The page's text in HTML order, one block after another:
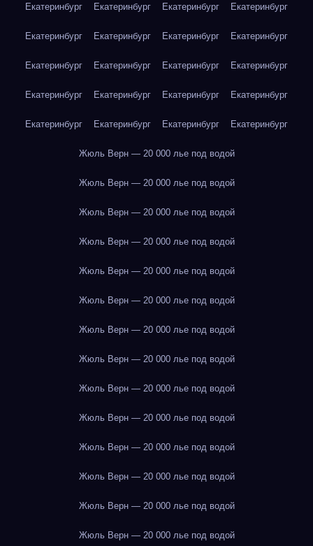
Екатеринбург Екатеринбург Екатеринбург Екатеринбург
Екатеринбург Екатеринбург Екатеринбург Екатеринбург
Екатеринбург Екатеринбург Екатеринбург Екатеринбург
Екатеринбург Екатеринбург Екатеринбург Екатеринбург
Екатеринбург Екатеринбург Екатеринбург Екатеринбург
Жюль Верн — 20 000 лье под водой
Жюль Верн — 20 000 лье под водой
Жюль Верн — 20 000 лье под водой
Жюль Верн — 20 000 лье под водой
Жюль Верн — 20 000 лье под водой
Жюль Верн — 20 000 лье под водой
Жюль Верн — 20 000 лье под водой
Жюль Верн — 20 000 лье под водой
Жюль Верн — 20 000 лье под водой
Жюль Верн — 20 000 лье под водой
Жюль Верн — 20 000 лье под водой
Жюль Верн — 20 000 лье под водой
Жюль Верн — 20 000 лье под водой
Жюль Верн — 20 000 лье под водой